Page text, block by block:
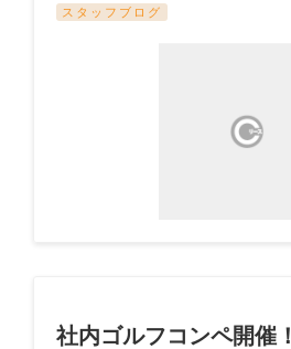
スタッフブログ
社内ゴルフコンペ開催！